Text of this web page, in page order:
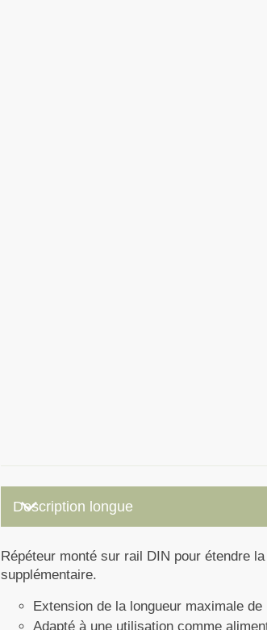
Description longue
keyboard_arrow_down
Répéteur monté sur rail DIN pour étendre
supplémentaire.
Extension de la longueur maximale
Adapté à une utilisation comme